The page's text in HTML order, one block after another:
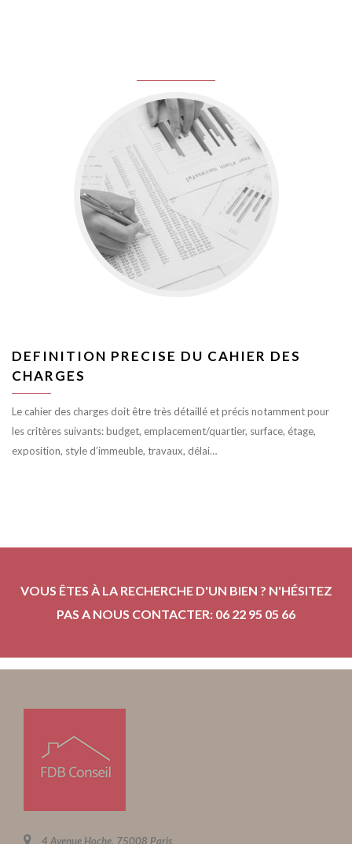
DEFINITION PRECISE DU CAHIER DES
CHARGES
Le cahier des charges doit être très détaillé et précis notamment pour
les critères suivants: budget, emplacement/quartier, surface, étage,
exposition, style d’immeuble, travaux, délai…
VOUS ÊTES À LA RECHERCHE D'UN BIEN ? N'HÉSITEZ
PAS A NOUS CONTACTER: 06 22 95 05 66
4 Avenue Hoche, 75008 Paris